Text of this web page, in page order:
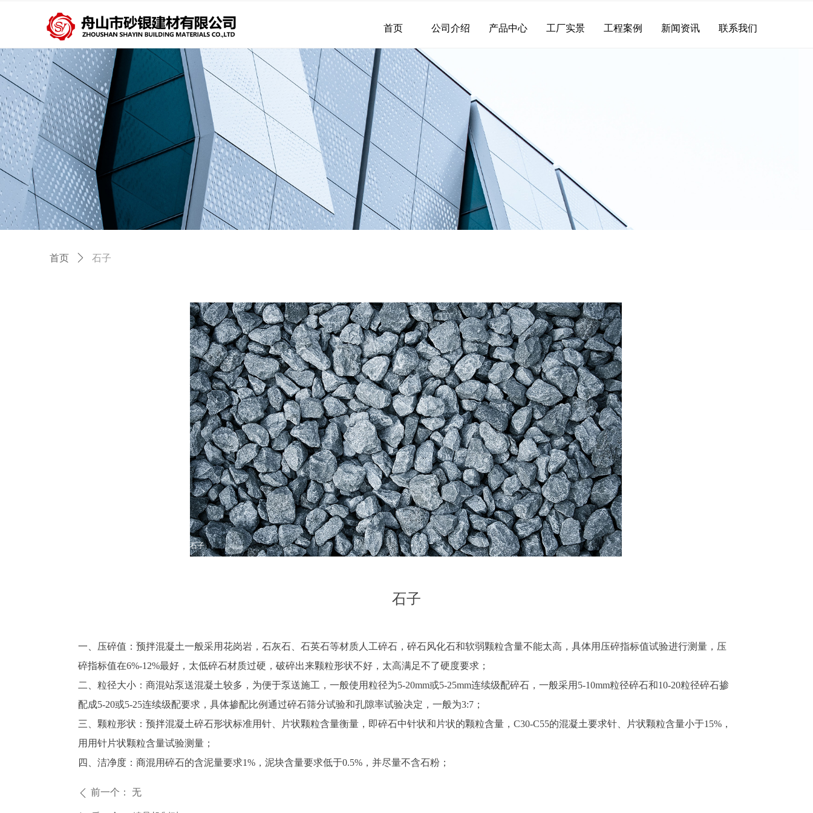
首页 公司介绍 产品中心 工厂实景 工程案例 新闻资讯 联系我们
首页 ꄲ 石子
石子
石子
一、压碎值：预拌混凝土一般采用花岗岩，石灰石、石英石等材质人工碎石，碎石风化石和软弱颗粒含量不能太高，具体用压碎指标值试验进行测量，压
碎指标值在6%-12%最好，太低碎石材质过硬，破碎出来颗粒形状不好，太高满足不了硬度要求；
二、粒径大小：商混站泵送混凝土较多，为便于泵送施工，一般使用粒径为5-20mm或5-25mm连续级配碎石，一般采用5-10mm粒径碎石和10-20粒径碎石掺
配成5-20或5-25连续级配要求，具体掺配比例通过碎石筛分试验和孔隙率试验决定，一般为3:7；
三、颗粒形状：预拌混凝土碎石形状标准用针、片状颗粒含量衡量，即碎石中针状和片状的颗粒含量，C30-C55的混凝土要求针、片状颗粒含量小于15%，
用用针片状颗粒含量试验测量；
四、洁净度：商混用碎石的含泥量要求1%，泥块含量要求低于0.5%，并尽量不含石粉；
ꄴ 前一个： 无